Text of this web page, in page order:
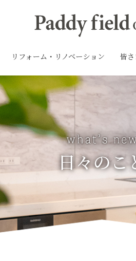
リフォーム・リノベーション 皆
日々のこ